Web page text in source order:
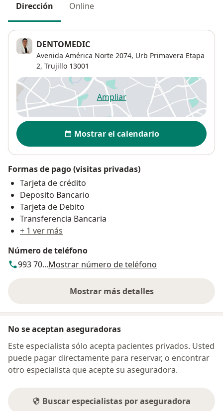
Dirección Online
DENTOMEDIC
Avenida América Norte 2074, Urb Primavera Etapa
2, Trujillo 13001
Ampliarse abre en una nueva
Disponibilidad
Mostrar el calendario
Formas de pago (visitas privadas)
Tarjeta de crédito
Deposito Bancario
Tarjeta de Debito
Transferencia Bancaria
+ 1 ver más
Número de teléfono
993 70...Mostrar número de teléfono
Mostrar más detalles
sobre la dirección
No se aceptan aseguradoras
Este especialista sólo acepta pacientes privados. Usted
puede pagar directamente para reservar, o encontrar
otro especialista que acepte su aseguradora.
Buscar especialistas por aseguradora